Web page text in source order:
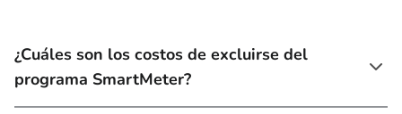
¿Cuáles son los costos de excluirse del
programa SmartMeter?